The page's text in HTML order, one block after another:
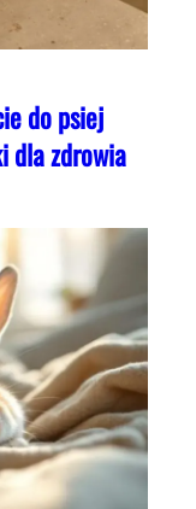
do psiej
dla zdrowia